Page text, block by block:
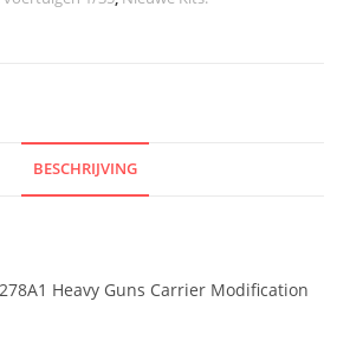
BESCHRIJVING
Heavy Guns Carrier Modification